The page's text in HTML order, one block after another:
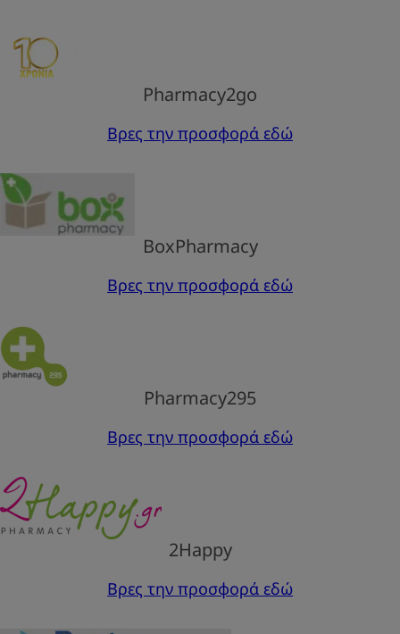
Pharmacy2go
Βρες την προσφορά εδώ
BoxPharmacy
Βρες την προσφορά εδώ
Pharmacy295
Βρες την προσφορά εδώ
2Happy
Βρες την προσφορά εδώ